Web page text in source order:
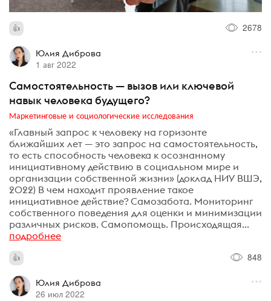
2678
Юлия Диброва
1 авг 2022
Самостоятельность — вызов или ключевой
навык человека будущего?
Маркетинговые и социологические исследования
«Главный запрос к человеку на горизонте
ближайших лет — это запрос на самостоятельность,
то есть способность человека к осознанному
инициативному действию в социальном мире и
организации собственной жизни» (доклад НИУ ВШЭ,
2022) В чем находит проявление такое
инициативное действие? Самозабота. Мониторинг
собственного поведения для оценки и минимизации
различных рисков. Самопомощь. Происходящая...
подробнее
848
Юлия Диброва
26 июл 2022